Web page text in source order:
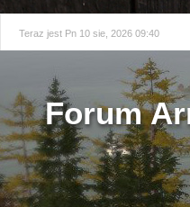
Teraz jest Pn 10 sie, 2026 09:40
Forum